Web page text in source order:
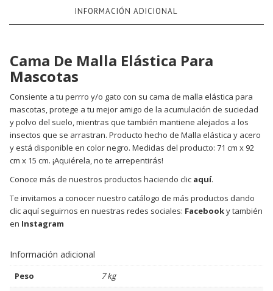
INFORMACIÓN ADICIONAL
Cama De Malla Elástica Para
Mascotas
Consiente a tu perrro y/o gato con su cama de malla elástica para
mascotas, protege a tu mejor amigo de la acumulación de suciedad
y polvo del suelo, mientras que también mantiene alejados a los
insectos que se arrastran. Producto hecho de Malla elástica y acero
y está disponible en color negro. Medidas del producto: 71 cm x 92
cm x 15 cm. ¡Aquiérela, no te arrepentirás!
Conoce más de nuestros productos haciendo clic aquí.
Te invitamos a conocer nuestro catálogo de más productos dando
clic aquí seguirnos en nuestras redes sociales: Facebooky también
en Instagram
Información adicional
Peso
7 kg